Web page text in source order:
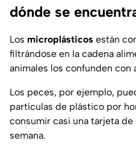
dónde se
Los microplásticos están
filtrándose en la cadena
animales los confunden con
Los peces, por ejemplo,
partículas de plástico por
consumir casi una tarjeta
semana.